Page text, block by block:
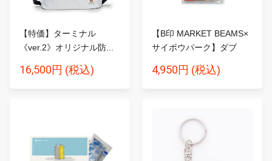
【特価】ターミナル
《ver.2》オリジナル防...
16,500円 (税込)
【B印 MARKET BEAMS×
サイボウパーク】ダブ
4,950円 (税込)